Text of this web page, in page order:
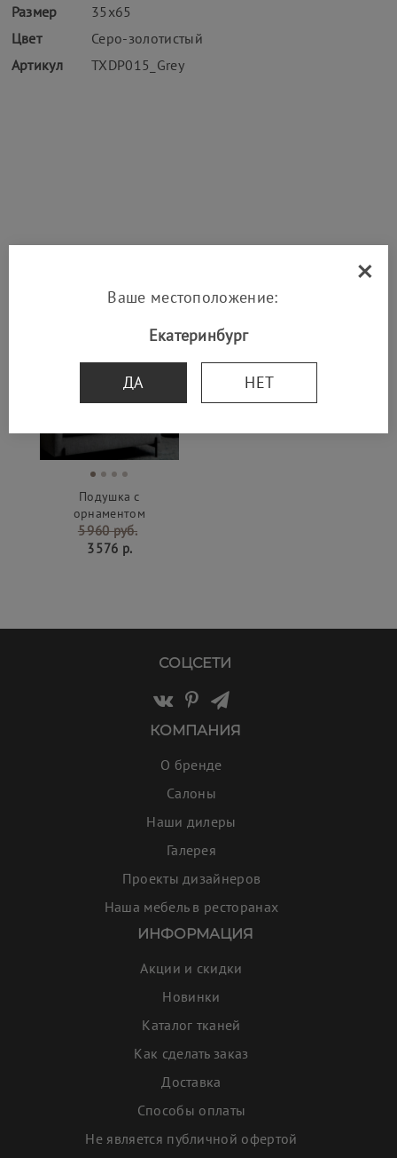
Размер
35х65
Цвет
Серо-золотистый
Артикул
TXDP015_Grey
Подушка с
орнаментом
5 960 руб.
3 576 р.
SALE -40%
СОЦСЕТИ
КОМПАНИЯ
О бренде
Салоны
Наши дилеры
Галерея
Проекты дизайнеров
Наша мебель в ресторанах
ИНФОРМАЦИЯ
Акции и скидки
Новинки
Каталог тканей
Как сделать заказ
Доставка
Способы оплаты
Не является публичной офертой
×
Ваше местоположение:
Екатеринбург
ДА НЕТ